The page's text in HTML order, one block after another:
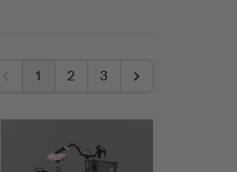
1 2 3